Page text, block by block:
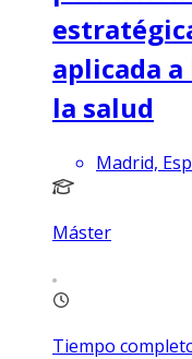
aplicada
la salud
Madrid,
Máster
Tiempo